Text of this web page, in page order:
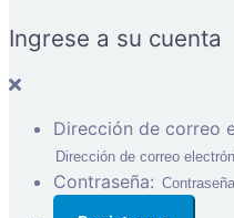
Ingrese a su cuenta
Dirección de correo
Contraseña: